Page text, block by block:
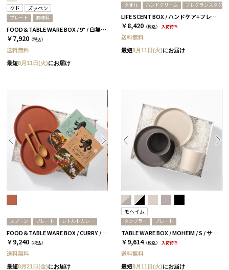
クド ズッペン
プレート 調味料
FOOD＆TABLE WARE BOX / 9° / 白無垢 / ズッペン
￥7,920 （税込）
送料無料
最短8月11日(火)にお届け
タオル ハンドクリーム フレグランスタグ
LIFE SCENT BOX / ハンドケア+フレグランス / ブルー＆ピンク
￥8,420 （税込） 入荷待ち
送料無料
最短8月11日(火)にお届け
スプーン プレート レトルトカレー
FOOD＆TABLE WARE BOX / CURRY / ブラッドオレンジ
￥9,240 （税込）
送料無料
最短8月21日(金)にお届け
モヘイム
タンブラー プレート
TABLE WARE BOX / MOHEIM / S / サンドホワイト＆ブラック
￥9,614（税込） 入荷待ち
送料無料
最短8月11日(火)にお届け